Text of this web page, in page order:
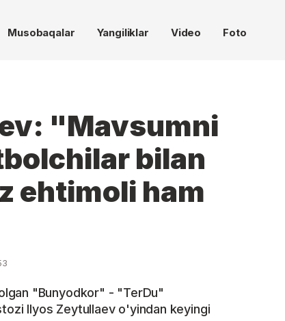
Musobaqalar Yangiliklar Video Foto
"Mavsumni
bilan
ehtimoli ham
"Bunyodkor" - "TerDu"
Ilyos Zeytullaev o'yindan keyingi